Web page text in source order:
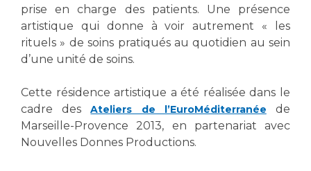
Cancer
Médecine nucléaire
Maladies rares
Les pôles d'activité médicale
Anatomie et Cytologie Pathologiques
Adresser un examen au Laboratoire d'Infectiologie
Centres de référence Maladies Rares
Plateforme d'Expertise Maladies Rares
Presse / Multimédia
prise en charge des patients. Une présence
artistique qui donne à voir autrement « les
rituels » de soins pratiqués au quotidien au sein
d’une unité de soins.
Cette résidence artistique a été réalisée dans le
cadre desAteliers de l’EuroMéditerranée de
Marseille-Provence 2013, en partenariat avec
Nouvelles Donnes Productions.